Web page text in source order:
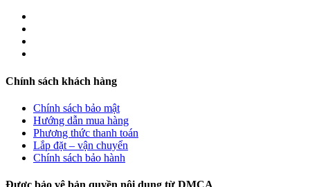
Chính sách khách hàng
Chính sách bảo mật
Hướng dẫn mua hàng
Phương thức thanh toán
Lắp đặt – vận chuyển
Chính sách bảo hành